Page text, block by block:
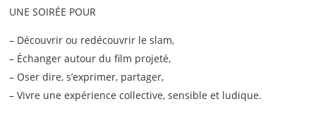
UNE SOIRÉE POUR
– Découvrir ou redécouvrir le slam,
– Échanger autour du film projeté,
– Oser dire, s’exprimer, partager,
– Vivre une expérience collective, sensible et ludique.